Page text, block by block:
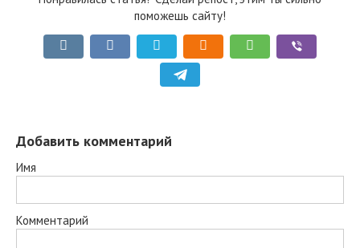
поможешь сайту!
Добавить комментарий
Имя
Комментарий